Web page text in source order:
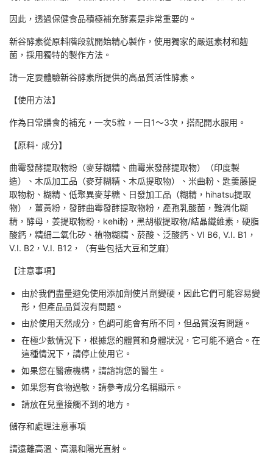
因此，透過保健食品積極補充酵素是非常重要的。
新谷酵素從原料階段就開始精心製作，使用獨家的嚴選素材和麴
菌，採用獨特的製作方法。
請一定要體驗新谷酵素所提供的高品質活性酵素。
【使用方法】
作為日常膳食的補充，一次5粒，一日1～3次，搭配開水服用。
【原料･ 成分】
曲霉發酵提取物粉（麥芽糊精、曲霉米發酵提取物）（印度製
造）、木瓜加工品（麥芽糊精、木瓜提取物）、米曲粉、匙羹藤提
取物粉、糊精、低聚異麥芽糖、日發加工品（糊精，hihatsu提取
物），薑黃粉，發酵曲霉發酵提取物粉，產孢乳酸菌，難消化糊
精，酵母，姜提取物粉，kehi粉，黑胡椒提取物/結晶纖維素，硬脂
酸鈣，精細二氧化矽、植物糊精、菸酸、泛酸鈣、VI B6, V.I. B1，
V.I. B2，V.I. B12，（有些包括大豆和芝麻）
【注意事項】
由於我們盡量避免使用添加劑使片劑變硬，因此它們可能容易變
形，但產品品質沒有問題。
由於使用天然成分，色調可能會有所不同，但品質沒有問題。
在極少數情況下，根據您的體質和身體狀況，它可能不適合。在
這種情況下，請停止使用它。
如果您在醫療機構，請諮詢您的醫生。
如果您有食物過敏，請參考成分名稱顯示。
請放在兒童接觸不到的地方。
儲存和處理注意事項
請遠離高溫、高濕和陽光直射。